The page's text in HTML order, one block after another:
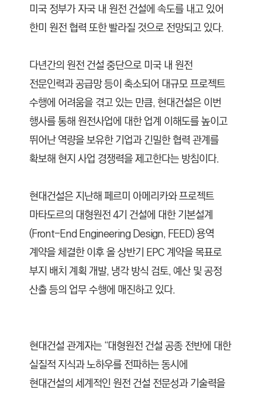
미국 정부가 자국 내 원전 건설에 속도를 내고 있어
한미 원전 협력 또한 빨라질 것으로 전망되고 있다.
다년간의 원전 건설 중단으로 미국 내 원전
전문인력과 공급망 등이 축소되어 대규모 프로젝트
수행에 어려움을 겪고 있는 만큼, 현대건설은 이번
행사를 통해 원전사업에 대한 업계 이해도를 높이고
뛰어난 역량을 보유한 기업과 긴밀한 협력 관계를
확보해 현지 사업 경쟁력을 제고한다는 방침이다.
현대건설은 지난해 페르미 아메리카와 프로젝트
마타도르의 대형원전 4기 건설에 대한 기본설계
(Front-End Engineering Design, FEED) 용역
계약을 체결한 이후 올 상반기 EPC 계약을 목표로
부지 배치 계획 개발, 냉각 방식 검토, 예산 및 공정
산출 등의 업무 수행에 매진하고 있다.
현대건설 관계자는 “대형원전 건설 공종 전반에 대한
실질적 지식과 노하우를 전파하는 동시에
현대건설의 세계적인 원전 건설 전문성과 기술력을